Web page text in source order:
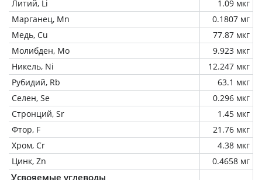
Литий, Li
1.09 мкг
Марганец, Mn
0.1807 мг
Медь, Cu
77.87 мкг
Молибден, Mo
9.923 мкг
Никель, Ni
12.247 мкг
Рубидий, Rb
63.1 мкг
Селен, Se
0.296 мкг
Стронций, Sr
1.45 мкг
Фтор, F
21.76 мкг
Хром, Cr
4.38 мкг
Цинк, Zn
0.4658 мг
Усвояемые углеводы